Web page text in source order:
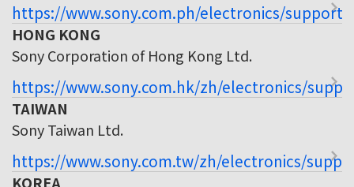
https://www.sony.com.ph/electronics/support
HONG KONG
Sony Corporation of Hong Kong Ltd.
https://www.sony.com.hk/zh/electronics/
TAIWAN
Sony Taiwan Ltd.
https://www.sony.com.tw/zh/electronics/
KOREA